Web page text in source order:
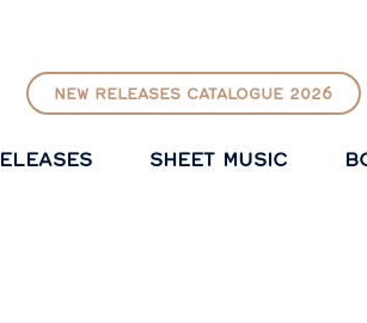
NEW RELEASES CATALOGUE 2026
SHEET MUSIC